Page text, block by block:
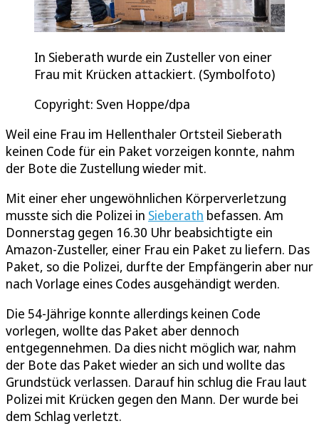
In Sieberath wurde ein Zusteller von einer
Frau mit Krücken attackiert. (Symbolfoto)
Copyright: Sven Hoppe/dpa
Weil eine Frau im Hellenthaler Ortsteil Sieberath
keinen Code für ein Paket vorzeigen konnte, nahm
der Bote die Zustellung wieder mit.
Mit einer eher ungewöhnlichen Körperverletzung
musste sich die Polizei in Sieberath befassen. Am
Donnerstag gegen 16.30 Uhr beabsichtigte ein
Amazon-Zusteller, einer Frau ein Paket zu liefern. Das
Paket, so die Polizei, durfte der Empfängerin aber nur
nach Vorlage eines Codes ausgehändigt werden.
Die 54-Jährige konnte allerdings keinen Code
vorlegen, wollte das Paket aber dennoch
entgegennehmen. Da dies nicht möglich war, nahm
der Bote das Paket wieder an sich und wollte das
Grundstück verlassen. Darauf hin schlug die Frau laut
Polizei mit Krücken gegen den Mann. Der wurde bei
dem Schlag verletzt.